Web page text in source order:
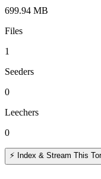
699.94 MB
Files
1
Seeders
0
Leechers
0
⚡ Index & Stream This